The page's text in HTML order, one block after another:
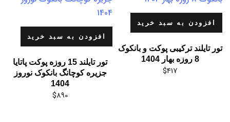
افزودن به سبد خرید
تور تایلند ترکیبی پوکت و بانکوک
8 روزه بهار 1404
$417
افزودن به سبد خرید
تور تایلند 15 روزه پوکت پاتایا
جزیره کوچانگ بانکوک نوروز
1404
$890